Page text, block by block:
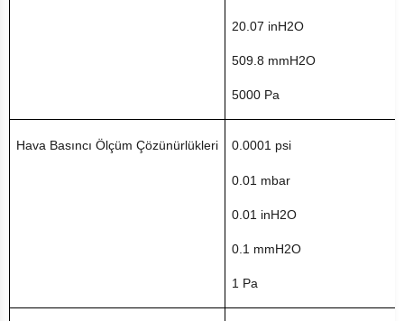
20.07 inH2O
509.8 mmH2O
5000 Pa
Hava Basıncı Ölçüm Çözünürlükleri 0.0001 psi
0.01 mbar
0.01 inH2O
0.1 mmH2O
1 Pa